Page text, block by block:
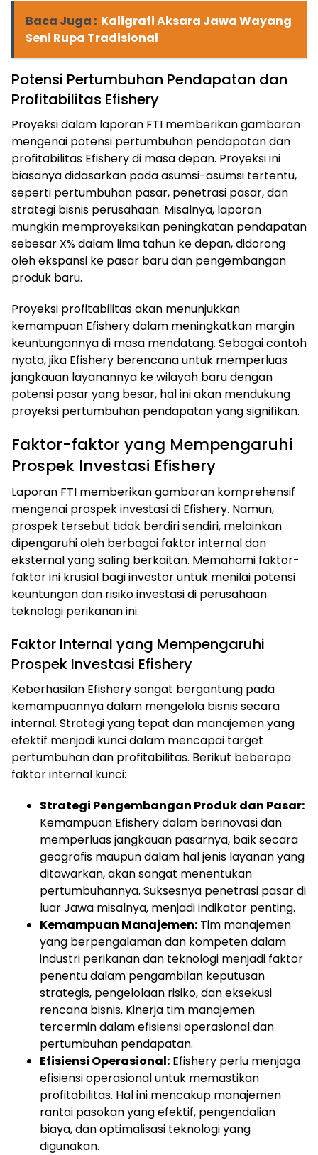
ⓘ
Baca Juga : Kaligrafi Aksara Jawa Wayang
Seni Rupa Tradisional
Potensi Pertumbuhan Pendapatan dan
Profitabilitas Efishery
Proyeksi dalam laporan FTI memberikan gambaran
mengenai potensi pertumbuhan pendapatan dan
profitabilitas Efishery di masa depan. Proyeksi ini
biasanya didasarkan pada asumsi-asumsi tertentu,
seperti pertumbuhan pasar, penetrasi pasar, dan
strategi bisnis perusahaan. Misalnya, laporan
mungkin memproyeksikan peningkatan pendapatan
sebesar X% dalam lima tahun ke depan, didorong
oleh ekspansi ke pasar baru dan pengembangan
produk baru.
Proyeksi profitabilitas akan menunjukkan
kemampuan Efishery dalam meningkatkan margin
keuntungannya di masa mendatang. Sebagai contoh
nyata, jika Efishery berencana untuk memperluas
jangkauan layanannya ke wilayah baru dengan
potensi pasar yang besar, hal ini akan mendukung
proyeksi pertumbuhan pendapatan yang signifikan.
Faktor-faktor yang Mempengaruhi
Prospek Investasi Efishery
Laporan FTI memberikan gambaran komprehensif
mengenai prospek investasi di Efishery. Namun,
prospek tersebut tidak berdiri sendiri, melainkan
dipengaruhi oleh berbagai faktor internal dan
eksternal yang saling berkaitan. Memahami faktor-
faktor ini krusial bagi investor untuk menilai potensi
keuntungan dan risiko investasi di perusahaan
teknologi perikanan ini.
Faktor Internal yang Mempengaruhi
Prospek Investasi Efishery
Keberhasilan Efishery sangat bergantung pada
kemampuannya dalam mengelola bisnis secara
internal. Strategi yang tepat dan manajemen yang
efektif menjadi kunci dalam mencapai target
pertumbuhan dan profitabilitas. Berikut beberapa
faktor internal kunci:
Strategi Pengembangan Produk dan Pasar:
Kemampuan Efishery dalam berinovasi dan
memperluas jangkauan pasarnya, baik secara
geografis maupun dalam hal jenis layanan yang
ditawarkan, akan sangat menentukan
pertumbuhannya. Suksesnya penetrasi pasar di
luar Jawa misalnya, menjadi indikator penting.
Kemampuan Manajemen: Tim manajemen
yang berpengalaman dan kompeten dalam
industri perikanan dan teknologi menjadi faktor
penentu dalam pengambilan keputusan
strategis, pengelolaan risiko, dan eksekusi
rencana bisnis. Kinerja tim manajemen
tercermin dalam efisiensi operasional dan
pertumbuhan pendapatan.
Efisiensi Operasional: Efishery perlu menjaga
efisiensi operasional untuk memastikan
profitabilitas. Hal ini mencakup manajemen
rantai pasokan yang efektif, pengendalian
biaya, dan optimalisasi teknologi yang
digunakan.